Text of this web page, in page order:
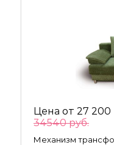
Цена от 27 200
34540 руб.
Механизм